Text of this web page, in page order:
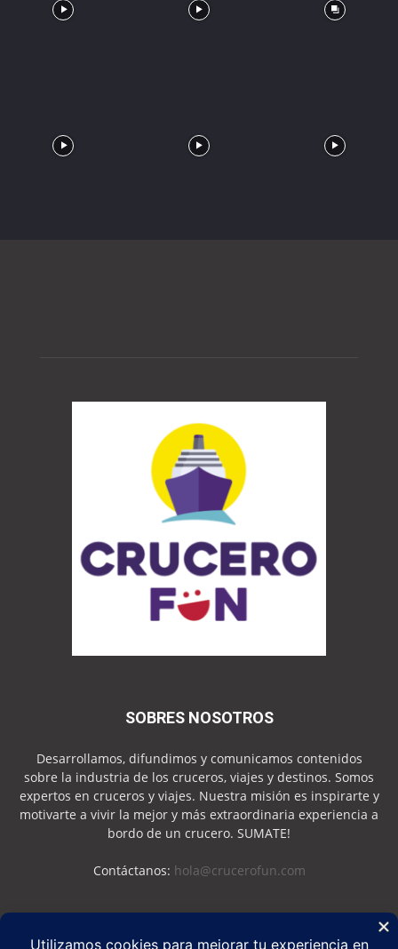
SOBRES NOSOTROS
Desarrollamos, difundimos y comunicamos contenidos
sobre la industria de los cruceros, viajes y destinos. Somos
expertos en cruceros y viajes. Nuestra misión es inspirarte y
motivarte a vivir la mejor y más extraordinaria experiencia a
bordo de un crucero. SUMATE!
Contáctanos: hola@crucerofun.com
SEGUINOS